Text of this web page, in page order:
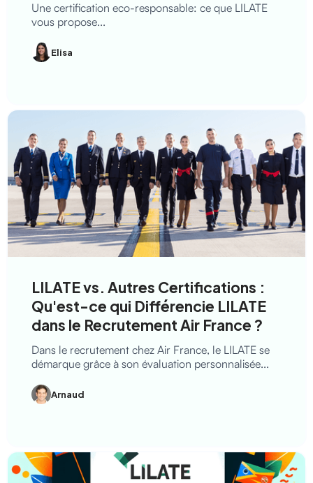
Une certification eco-responsable: ce que LILATE
vous propose...
Elisa
LILATE vs. Autres Certifications :
Qu'est-ce qui Différencie LILATE
dans le Recrutement Air France ?
Dans le recrutement chez Air France, le LILATE se
démarque grâce à son évaluation personnalisée...
Arnaud